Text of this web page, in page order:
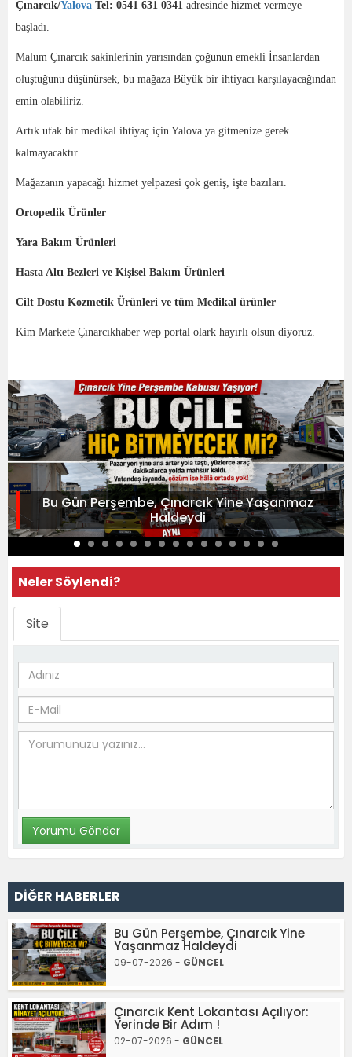
Çınarcık/Yalova Tel: 0541 631 0341 adresinde hizmet vermeye
başladı.
Malum Çınarcık sakinlerinin yarısından çoğunun emekli İnsanlardan
oluştuğunu düşünürsek, bu mağaza Büyük bir ihtiyacı karşılayacağından
emin olabiliriz.
Artık ufak bir medikal ihtiyaç için Yalova ya gitmenize gerek
kalmayacaktır.
Mağazanın yapacağı hizmet yelpazesi çok geniş, işte bazıları.
Ortopedik Ürünler
Yara Bakım Ürünleri
Hasta Altı Bezleri ve Kişisel Bakım Ürünleri
Cilt Dostu Kozmetik Ürünleri ve tüm Medikal ürünler
Kim Markete Çınarcıkhaber wep portal olark hayırlı olsun diyoruz.
Bu Gün Perşembe, Çınarcık Yine Yaşanmaz
Haldeydi
Neler Söylendi?
Site
DİĞER HABERLER
Bu Gün Perşembe, Çınarcık Yine
Yaşanmaz Haldeydi
09-07-2026 - GÜNCEL
Çınarcık Kent Lokantası Açılıyor:
Yerinde Bir Adım !
02-07-2026 - GÜNCEL